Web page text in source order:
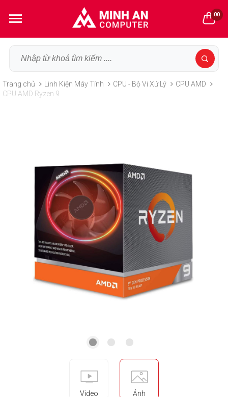
00
Trang chủ Linh Kiện Máy Tính CPU - Bộ Vi Xử Lý
CPU AMD
CPU AMD Ryzen 9
Video Ảnh